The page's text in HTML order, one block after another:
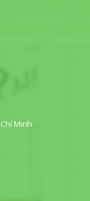
Minh